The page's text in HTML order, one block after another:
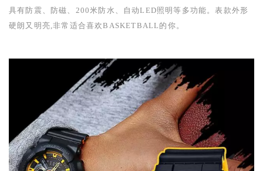
具有防震、防磁、 200米防水、自动LED照明等多功能。表款外形
硬朗又明亮,非常适合喜欢BASKETBALL 的你。